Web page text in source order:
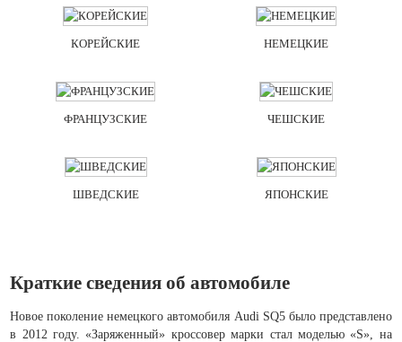
КОРЕЙСКИЕ НЕМЕЦКИЕ
ФРАНЦУЗСКИЕ ЧЕШСКИЕ
ШВЕДСКИЕ ЯПОНСКИЕ
Краткие сведения об автомобиле
Новое поколение немецкого автомобиля Audi SQ5 было представлено
в 2012 году. «Заряженный» кроссовер марки стал моделью «S», на